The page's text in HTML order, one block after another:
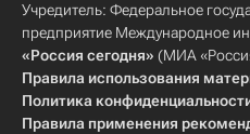
Учредитель: Федеральное
предприятие Международное
«Россия сегодня» (МИА
Правила использования
Политика
Правила применения